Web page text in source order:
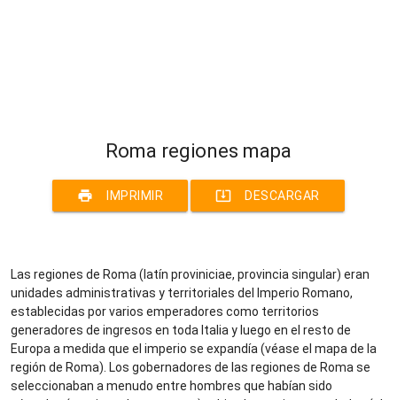
Roma regiones mapa
print IMPRIMIR system_update_alt DESCARGAR
Las regiones de Roma (latín proviniciae, provincia singular) eran
unidades administrativas y territoriales del Imperio Romano,
establecidas por varios emperadores como territorios
generadores de ingresos en toda Italia y luego en el resto de
Europa a medida que el imperio se expandía (véase el mapa de la
región de Roma). Los gobernadores de las regiones de Roma se
seleccionaban a menudo entre hombres que habían sido